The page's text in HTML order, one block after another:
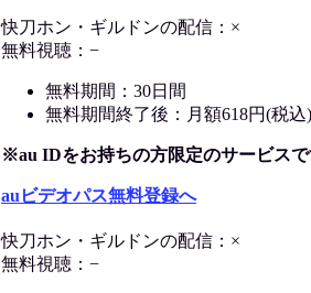
快刀ホン・ギルドンの配信：×
無料視聴：−
無料期間：30日間
無料期間終了後：月額618円(税込)
※au IDをお持ちの方限定のサービス
auビデオパス無料登録へ
快刀ホン・ギルドンの配信：×
無料視聴：−